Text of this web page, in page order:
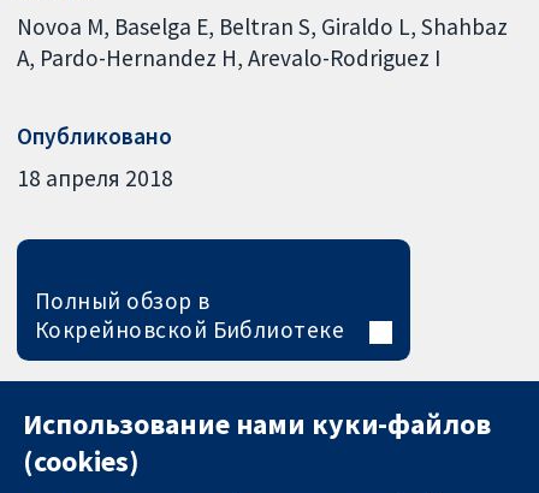
Novoa M Baselga E Beltran S Giraldo L Shahbaz
A Pardo-Hernandez H Arevalo-Rodriguez I
Опубликовано
18 апреля 2018
Полный обзор в
Кокрейновской Библиотеке
Использование нами куки-файлов
(cookies)